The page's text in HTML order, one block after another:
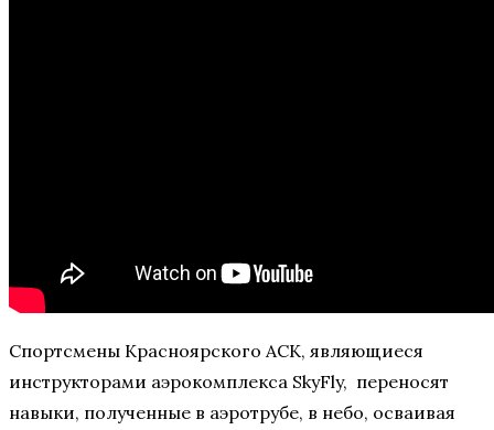
Спортсмены Красноярского АСК, являющиеся
инструкторами аэрокомплекса SkyFly, переносят
навыки, полученные в аэротрубе, в небо, осваивая